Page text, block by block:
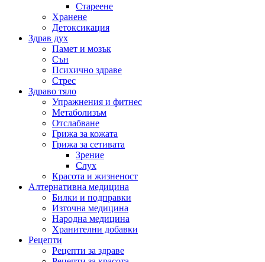
Стареене
Хранене
Детоксикация
Здрав дух
Памет и мозък
Сън
Психично здраве
Стрес
Здраво тяло
Упражнения и фитнес
Метаболизъм
Отслабване
Грижа за кожата
Грижа за сетивата
Зрение
Слух
Красота и жизненост
Алтернативна медицина
Билки и подправки
Източна медицина
Народна медицина
Хранителни добавки
Рецепти
Рецепти за здраве